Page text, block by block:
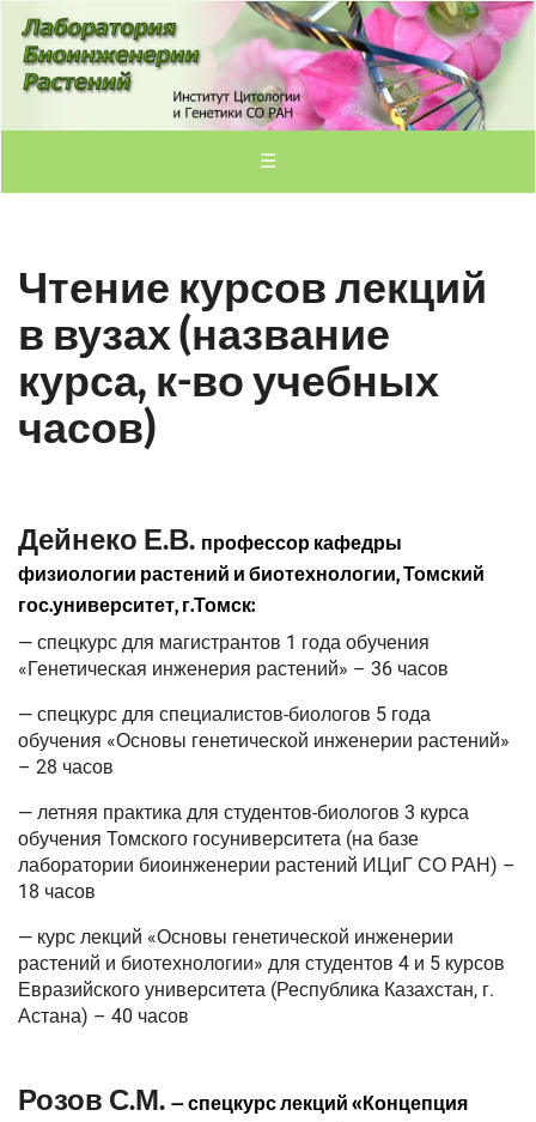
☰
Чтение курсов лекций
в вузах (название
курса, к-во учебных
часов)
Дейнеко Е.В. профессор кафедры
физиологии растений и биотехнологии, Томский
гос.университет, г.Томск:
— спецкурс для магистрантов 1 года обучения
«Генетическая инженерия растений» – 36 часов
— спецкурс для специалистов-биологов 5 года
обучения «Основы генетической инженерии растений»
– 28 часов
— летняя практика для студентов-биологов 3 курса
обучения Томского госуниверситета (на базе
лаборатории биоинженерии растений ИЦиГ СО РАН) –
18 часов
— курс лекций «Основы генетической инженерии
растений и биотехнологии» для студентов 4 и 5 курсов
Евразийского университета (Республика Казахстан, г.
Астана) – 40 часов
Розов С.М. — спецкурс лекций «Концепция